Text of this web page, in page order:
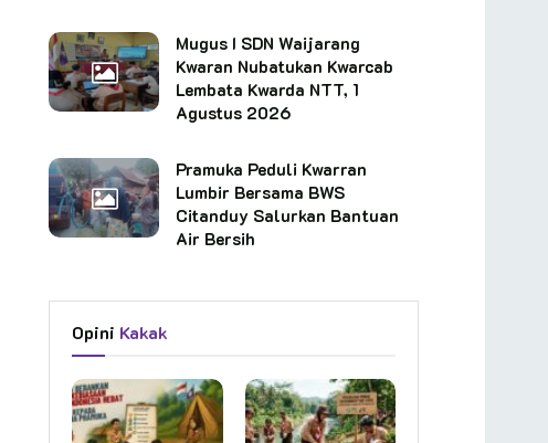
Mugus I SDN Waijarang
Kwaran Nubatukan Kwarcab
Lembata Kwarda NTT, 1
Agustus 2026
Pramuka Peduli Kwarran
Lumbir Bersama BWS
Citanduy Salurkan Bantuan
Air Bersih
Opini Kakak